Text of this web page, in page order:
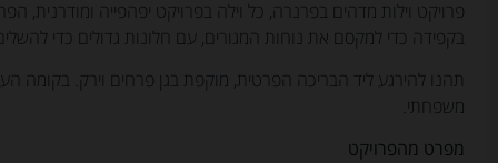
בקפידה כדי למקסם את נוחות המגורים, עם חלונות גדולים כדי
תהנו להירגע ליד הבריכה הפרטית, מוקפת בגן פרחים וירק.
משפחתי.
מפרט מהפרויקט